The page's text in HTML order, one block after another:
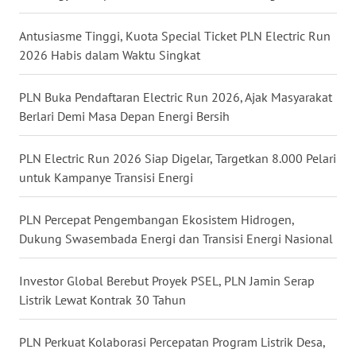
Antusiasme Tinggi, Kuota Special Ticket PLN Electric Run
2026 Habis dalam Waktu Singkat
PLN Buka Pendaftaran Electric Run 2026, Ajak Masyarakat
Berlari Demi Masa Depan Energi Bersih
PLN Electric Run 2026 Siap Digelar, Targetkan 8.000 Pelari
untuk Kampanye Transisi Energi
PLN Percepat Pengembangan Ekosistem Hidrogen,
Dukung Swasembada Energi dan Transisi Energi Nasional
Investor Global Berebut Proyek PSEL, PLN Jamin Serap
Listrik Lewat Kontrak 30 Tahun
PLN Perkuat Kolaborasi Percepatan Program Listrik Desa,
NUSANTARA
WN
JOGJA
WN
JATIM
WN
BALI
WN